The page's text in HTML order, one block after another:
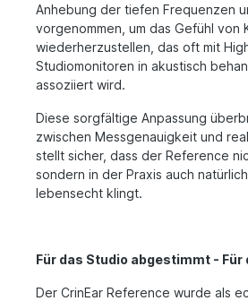
Anhebung der tiefen Frequenzen
vorgenommen, um das Gefühl von
wiederherzustellen, das oft mit
Studiomonitoren in akustisch
assoziiert wird.
Diese sorgfältige Anpassung
zwischen Messgenauigkeit und
stellt sicher, dass der Reference
sondern in der Praxis auch
lebensecht klingt.
Für das Studio abgestimmt - Für
Der CrinEar Reference wurde als